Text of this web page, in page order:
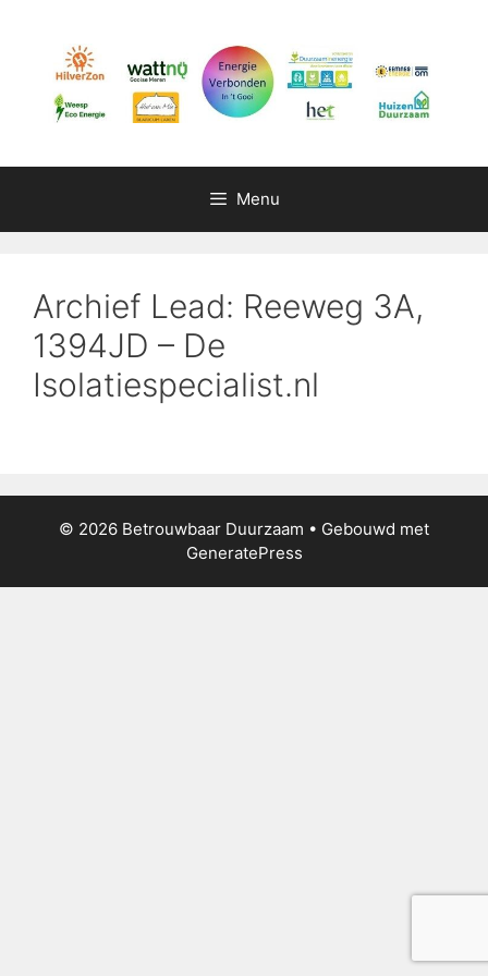
inhoud
Menu
Archief Lead: Reeweg 3A,
1394JD – De
Isolatiespecialist.nl
© 2026 Betrouwbaar Duurzaam • Gebouwd met
GeneratePress